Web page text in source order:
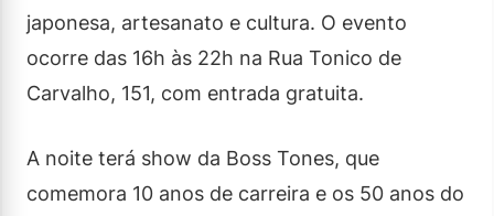
japonesa, artesanato e cultura. O evento
ocorre das 16h às 22h na Rua Tonico de
Carvalho, 151, com entrada gratuita.
A noite terá show da Boss Tones, que
comemora 10 anos de carreira e os 50 anos do